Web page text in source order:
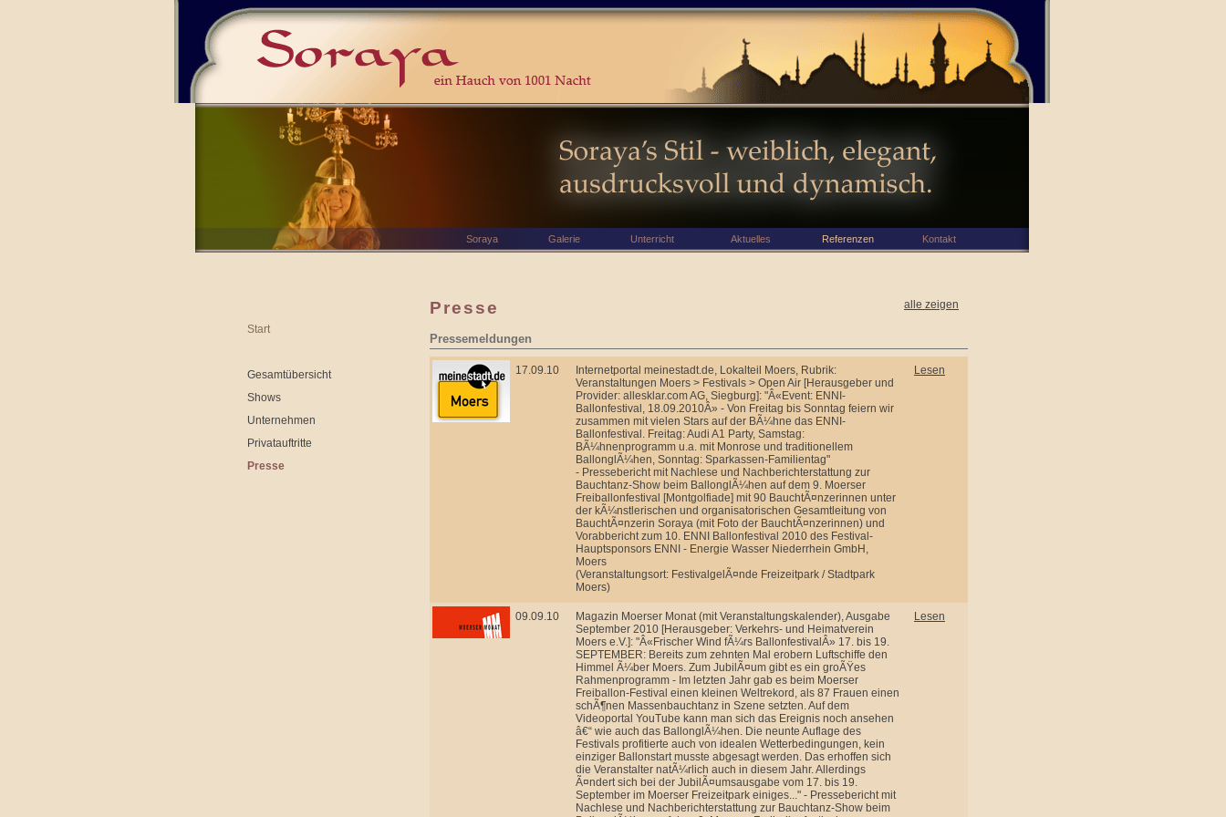
Start
Gesamtübersicht
Shows
Unternehmen
Privatauftritte
Presse
Presse alle zeigen
Pressemeldungen
17.09.10
Internetportal meinestadt.de, Lokalteil Moers, Rubrik:
Veranstaltungen Moers > Festivals > Open Air [Herausgeber und
Provider: allesklar.com AG, Siegburg]: "Â«Event: ENNI-
Ballonfestival, 18.09.2010Â» - Von Freitag bis Sonntag feiern wir
zusammen mit vielen Stars auf der BÃ¼hne das ENNI-
Ballonfestival. Freitag: Audi A1 Party, Samstag:
BÃ¼hnenprogramm u.a. mit Monrose und traditionellem
BallonglÃ¼hen, Sonntag: Sparkassen-Familientag"
- Pressebericht mit Nachlese und Nachberichterstattung zur
Bauchtanz-Show beim BallonglÃ¼hen auf dem 9. Moerser
Freiballonfestival [Montgolfiade] mit 90 BauchtÃ¤nzerinnen unter
der kÃ¼nstlerischen und organisatorischen Gesamtleitung von
BauchtÃ¤nzerin Soraya (mit Foto der BauchtÃ¤nzerinnen) und
Vorabbericht zum 10. ENNI Ballonfestival 2010 des Festival-
Hauptsponsors ENNI - Energie Wasser Niederrhein GmbH,
Moers
(Veranstaltungsort: FestivalgelÃ¤nde Freizeitpark / Stadtpark
Moers)
Lesen
09.09.10
Magazin Moerser Monat (mit Veranstaltungskalender), Ausgabe
September 2010 [Herausgeber: Verkehrs- und Heimatverein
Moers e.V.]: "Â«Frischer Wind fÃ¼rs BallonfestivalÂ» 17. bis 19.
SEPTEMBER: Bereits zum zehnten Mal erobern Luftschiffe den
Himmel Ã¼ber Moers. Zum JubilÃ¤um gibt es ein groÃŸes
Rahmenprogramm - Im letzten Jahr gab es beim Moerser
Freiballon-Festival einen kleinen Weltrekord, als 87 Frauen einen
schÃ¶nen Massenbauchtanz in Szene setzten. Auf dem
Videoportal YouTube kann man sich das Ereignis noch ansehen
â€“ wie auch das BallonglÃ¼hen. Die neunte Auflage des
Festivals profitierte auch von idealen Wetterbedingungen, kein
einziger Ballonstart musste abgesagt werden. Das erhoffen sich
die Veranstalter natÃ¼rlich auch in diesem Jahr. Allerdings
Ã¤ndert sich bei der JubilÃ¤umsausgabe vom 17. bis 19.
September im Moerser Freizeitpark einiges..." - Pressebericht mit
Nachlese und Nachberichterstattung zur Bauchtanz-Show beim
Lesen
Soraya Galerie Unterricht Aktuelles Referenzen Kontakt